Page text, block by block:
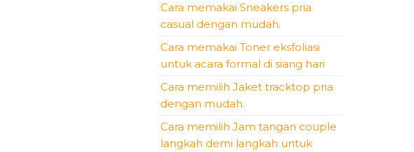
Cara memakai Sneakers pria
casual dengan mudah.
Cara memakai Toner eksfoliasi
untuk acara formal di siang hari
Cara memilih Jaket tracktop pria
dengan mudah.
Cara memilih Jam tangan couple
langkah demi langkah untuk